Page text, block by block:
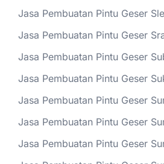
Jasa Pembuatan Pintu Geser
Jasa Pembuatan Pintu Geser
Jasa Pembuatan Pintu Geser
Jasa Pembuatan Pintu Geser
Jasa Pembuatan Pintu Geser
Jasa Pembuatan Pintu Geser
Jasa Pembuatan Pintu Geser